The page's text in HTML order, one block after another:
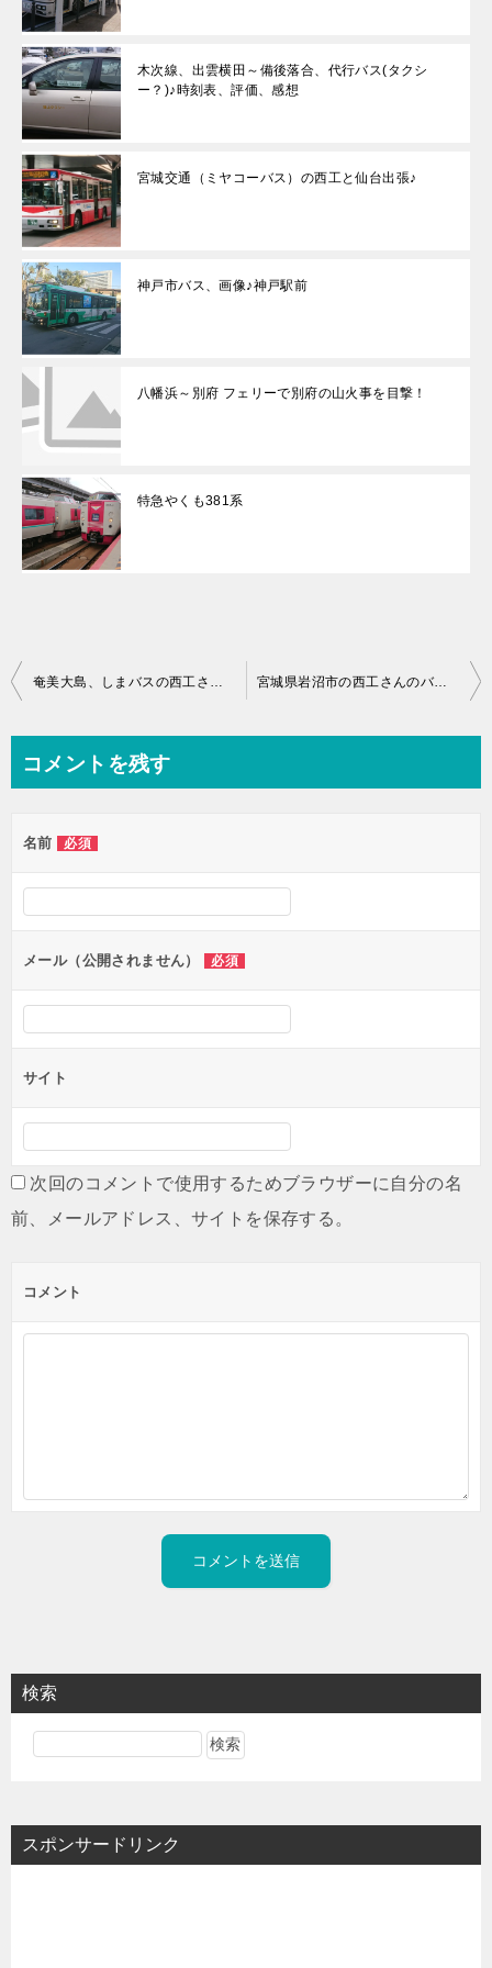
木次線、出雲横田～備後落合、代行バス(タクシ
ー？)♪時刻表、評価、感想
宮城交通（ミヤコーバス）の西工と仙台出張♪
神戸市バス、画像♪神戸駅前
八幡浜～別府 フェリーで別府の山火事を目撃！
特急やくも381系
投
ビ
ー
シ
ン
奄美大島、しまバスの西工さんバス画像 宮城県岩沼市の西工さんのバス画像
コメントを残す
名前 必須
メール（公開されません） 必須
サイト
次回のコメントで使用するためブラウザーに自分の名
前、メールアドレス、サイトを保存する。
コメント
検索
スポンサードリンク